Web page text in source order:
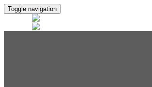
Toggle navigation